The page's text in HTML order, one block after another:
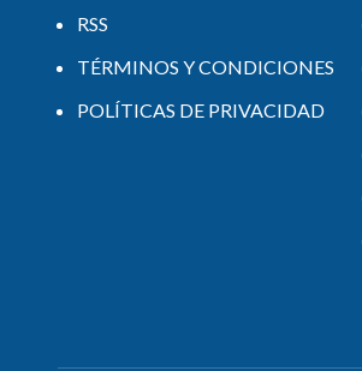
RSS
TÉRMINOS Y CONDICIONES
POLÍTICAS DE PRIVACIDAD